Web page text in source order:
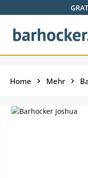
Skip to main content
Home Mehr